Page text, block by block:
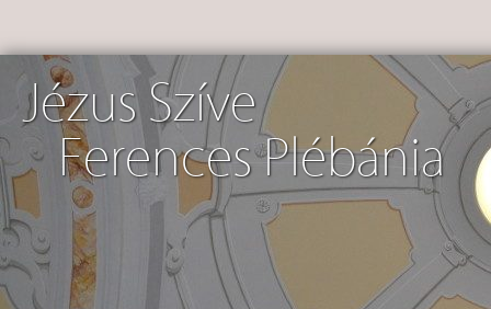
Jézus Szíve
Ferences Plébánia